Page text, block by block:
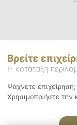
Βρείτε
Η κατάταξη
Ψάχνετε
Χρησιμοποιήστε την